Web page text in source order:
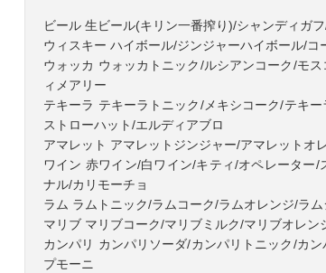
ビール 生ビール(キリン一番搾り)/シャンディガ
ウィスキー ハイボール/ジンジャーハイボール/コ
ウォッカ ウォッカトニック/ルシアンコーク/モ
ィメアリー
テキーラ テキーラトニック/メキシコーク/テキ
ストローハット/エルディアブロ
アマレット アマレットジンジャー/アマレットオ
ワイン 赤ワイン/白ワイン/キティ/オペレーター
ナル/カリモーチョ
ラム ラムトニック/ラムコーク/ラムオレンジ/ラ
マリブ マリブコーク/マリブミルク/マリブオレン
カンパリ カンパリソーダ/カンパリトニック/カ
プモーニ